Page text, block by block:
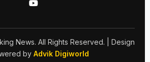
News. All Rights Reserved.
| Design
by Advik Digiworld